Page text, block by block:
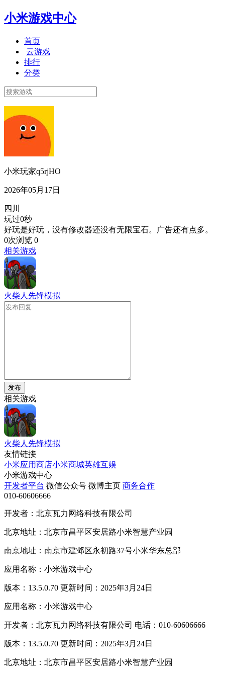
小米游戏中心
首页
云游戏
排行
分类
小米玩家q5rjHO
2026年05月17日
四川
玩过0秒
好玩是好玩，没有修改器还没有无限宝石。广告还有点多。
0次浏览 0
相关游戏
火柴人先锋模拟
发布
相关游戏
火柴人先锋模拟
友情链接
小米应用商店小米商城英雄互娱
小米游戏中心
开发者平台 微信公众号 微博主页 商务合作
010-60606666
开发者：北京瓦力网络科技有限公司
北京地址：北京市昌平区安居路小米智慧产业园
南京地址：南京市建邺区永初路37号小米华东总部
应用名称：小米游戏中心
版本：13.5.0.70 更新时间：2025年3月24日
应用名称：小米游戏中心
开发者：北京瓦力网络科技有限公司 电话：010-60606666
版本：13.5.0.70 更新时间：2025年3月24日
北京地址：北京市昌平区安居路小米智慧产业园